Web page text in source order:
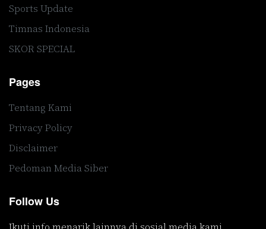
Sports Update
Timnas Indonesia
SKOR SPECIAL
Pages
Tentang Kami
Privacy Policy
Disclaimer
Pedoman Media Siber
Follow Us